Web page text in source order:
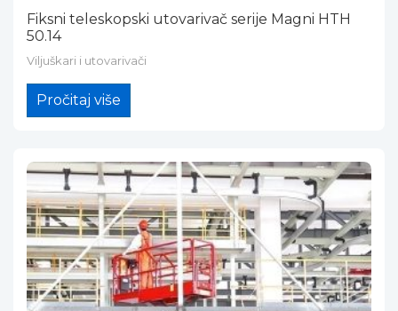
Fiksni teleskopski utovarivač serije Magni HTH
50.14
Viljuškari i utovarivači
Pročitaj više